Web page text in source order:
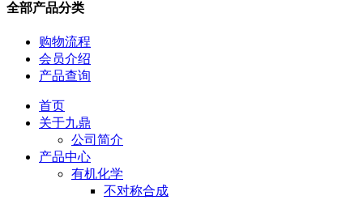
全部产品分类
购物流程
会员介绍
产品查询
首页
关于九鼎
公司简介
产品中心
有机化学
不对称合成